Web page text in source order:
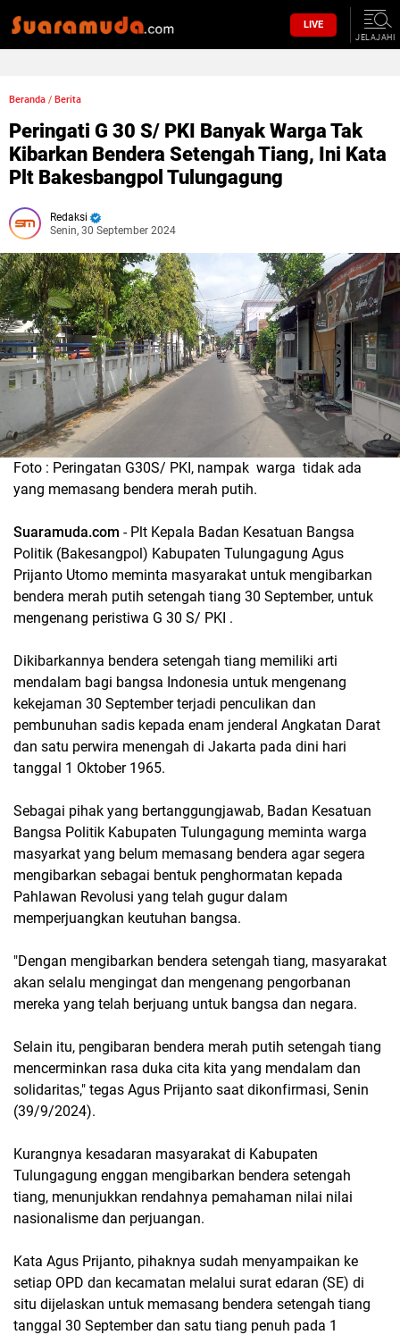
LIVE
JELAJAHI
Beranda / Berita
Peringati G 30 S/ PKI Banyak Warga Tak
Kibarkan Bendera Setengah Tiang, Ini Kata
Plt Bakesbangpol Tulungagung
Redaksi
Senin, 30 September 2024
Foto : Peringatan G30S/ PKI, nampak warga tidak ada
yang memasang bendera merah putih.
Suaramuda.com - Plt Kepala Badan Kesatuan Bangsa
Politik (Bakesangpol) Kabupaten Tulungagung Agus
Prijanto Utomo meminta masyarakat untuk mengibarkan
bendera merah putih setengah tiang 30 September, untuk
mengenang peristiwa G 30 S/ PKI .
Dikibarkannya bendera setengah tiang memiliki arti
mendalam bagi bangsa Indonesia untuk mengenang
kekejaman 30 September terjadi penculikan dan
pembunuhan sadis kepada enam jenderal Angkatan Darat
dan satu perwira menengah di Jakarta pada dini hari
tanggal 1 Oktober 1965.
Sebagai pihak yang bertanggungjawab, Badan Kesatuan
Bangsa Politik Kabupaten Tulungagung meminta warga
masyarkat yang belum memasang bendera agar segera
mengibarkan sebagai bentuk penghormatan kepada
Pahlawan Revolusi yang telah gugur dalam
memperjuangkan keutuhan bangsa.
"Dengan mengibarkan bendera setengah tiang, masyarakat
akan selalu mengingat dan mengenang pengorbanan
mereka yang telah berjuang untuk bangsa dan negara.
Selain itu, pengibaran bendera merah putih setengah tiang
mencerminkan rasa duka cita kita yang mendalam dan
solidaritas," tegas Agus Prijanto saat dikonfirmasi, Senin
(39/9/2024).
Kurangnya kesadaran masyarakat di Kabupaten
Tulungagung enggan mengibarkan bendera setengah
tiang, menunjukkan rendahnya pemahaman nilai nilai
nasionalisme dan perjuangan.
Kata Agus Prijanto, pihaknya sudah menyampaikan ke
setiap OPD dan kecamatan melalui surat edaran (SE) di
situ dijelaskan untuk memasang bendera setengah tiang
tanggal 30 September dan satu tiang penuh pada 1